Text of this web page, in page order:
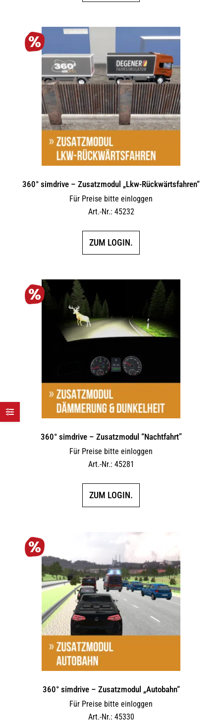
360° simdrive – Zusatzmodul „Lkw-Rückwärtsfahren“
Für Preise bitte einloggen
Art.-Nr.: 45232
ZUM LOGIN.
360° simdrive – Zusatzmodul “Nachtfahrt”
Für Preise bitte einloggen
Art.-Nr.: 45281
ZUM LOGIN.
360° simdrive – Zusatzmodul „Autobahn“
Für Preise bitte einloggen
Art.-Nr.: 45330